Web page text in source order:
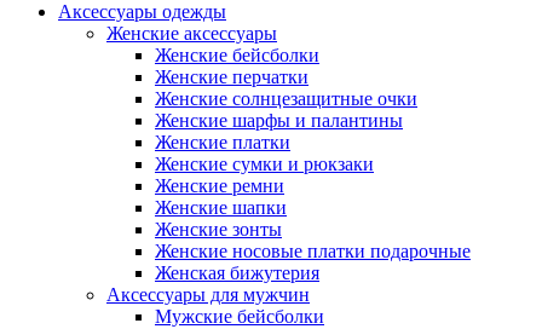
Аксессуары одежды
Женские аксессуары
Женские бейсболки
Женские перчатки
Женские солнцезащитные очки
Женские шарфы и палантины
Женские платки
Женские сумки и рюкзаки
Женские ремни
Женские шапки
Женские зонты
Женские носовые платки подарочные
Женская бижутерия
Аксессуары для мужчин
Мужские бейсболки